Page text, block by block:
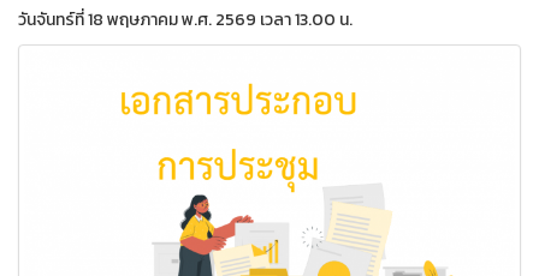
วันจันทร์ที่ 18 พฤษภาคม พ.ศ. 2569 เวลา 13.00 น.